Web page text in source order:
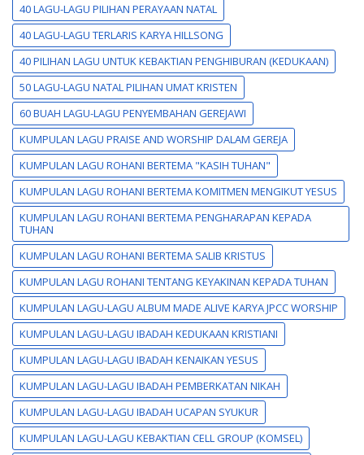
40 LAGU-LAGU PILIHAN PERAYAAN NATAL
40 LAGU-LAGU TERLARIS KARYA HILLSONG
40 PILIHAN LAGU UNTUK KEBAKTIAN PENGHIBURAN (KEDUKAAN)
50 LAGU-LAGU NATAL PILIHAN UMAT KRISTEN
60 BUAH LAGU-LAGU PENYEMBAHAN GEREJAWI
KUMPULAN LAGU PRAISE AND WORSHIP DALAM GEREJA
KUMPULAN LAGU ROHANI BERTEMA "KASIH TUHAN"
KUMPULAN LAGU ROHANI BERTEMA KOMITMEN MENGIKUT YESUS
KUMPULAN LAGU ROHANI BERTEMA PENGHARAPAN KEPADA
TUHAN
KUMPULAN LAGU ROHANI BERTEMA SALIB KRISTUS
KUMPULAN LAGU ROHANI TENTANG KEYAKINAN KEPADA TUHAN
KUMPULAN LAGU-LAGU ALBUM MADE ALIVE KARYA JPCC WORSHIP
KUMPULAN LAGU-LAGU IBADAH KEDUKAAN KRISTIANI
KUMPULAN LAGU-LAGU IBADAH KENAIKAN YESUS
KUMPULAN LAGU-LAGU IBADAH PEMBERKATAN NIKAH
KUMPULAN LAGU-LAGU IBADAH UCAPAN SYUKUR
KUMPULAN LAGU-LAGU KEBAKTIAN CELL GROUP (KOMSEL)